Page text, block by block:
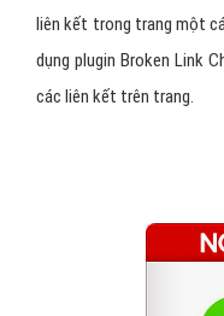
liên kết trong trang một
dụng plugin Broken Link
các liên kết trên trang.